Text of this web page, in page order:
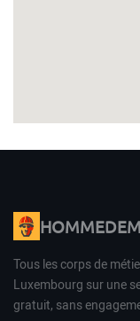
Tous les corps de
Luxembourg sur une
gratuit, sans